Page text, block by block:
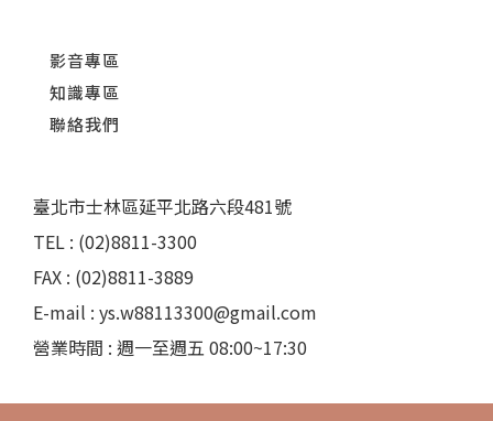
影音專區
知識專區
聯絡我們
臺北市士林區延平北路六段481號
TEL : (02)8811-3300
FAX : (02)8811-3889
E-mail : ys.w88113300@gmail.com
營業時間 : 週一至週五 08:00~17:30